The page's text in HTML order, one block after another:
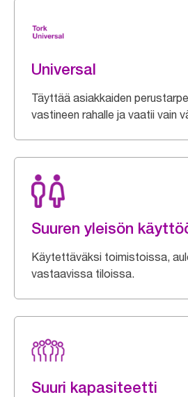
Universal
Täyttää asiakkaiden
vastineen rahalle ja vaatii vain
Suuren yleisön
Käytettäväksi toimistoissa,
vastaavissa tiloissa.
Suuri kapasiteetti